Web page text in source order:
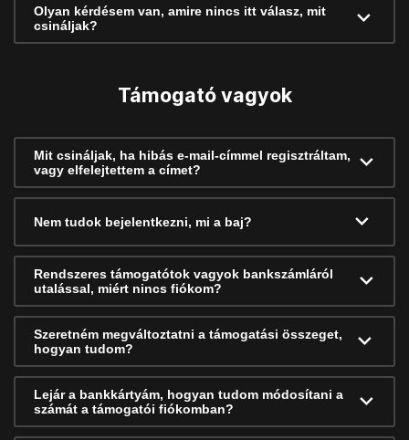
Olyan kérdésem van, amire nincs itt válasz, mit
csináljak?
Támogató vagyok
Mit csináljak, ha hibás e-mail-címmel regisztráltam,
vagy elfelejtettem a címet?
Nem tudok bejelentkezni, mi a baj?
Rendszeres támogatótok vagyok bankszámláról
utalással, miért nincs fiókom?
Szeretném megváltoztatni a támogatási összeget,
hogyan tudom?
Lejár a bankkártyám, hogyan tudom módosítani a
számát a támogatói fiókomban?